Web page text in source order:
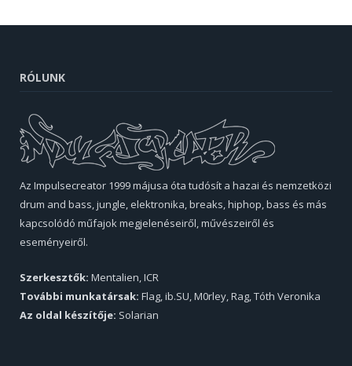
RÓLUNK
Az Impulsecreator 1999 májusa óta tudósít a hazai és nemzetközi
drum and bass, jungle, elektronika, breaks, hiphop, bass és más
kapcsolódó műfajok megjelenéseiről, művészeiről és
eseményeiről.
Szerkesztők: Mentalien, ICR
További munkatársak: Flag, ib.SU, M0rley, Rag, Tóth Veronika
Az oldal készítője: Solarian